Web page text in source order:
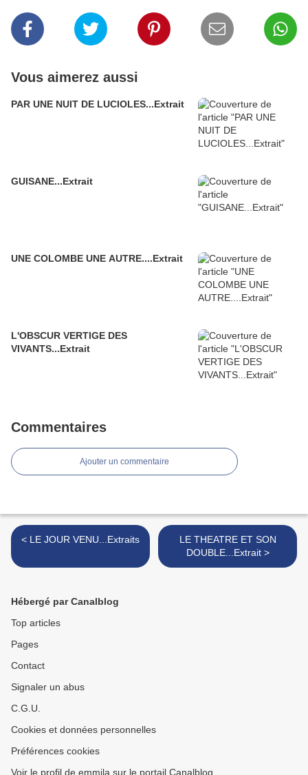
Vous aimerez aussi
PAR UNE NUIT DE LUCIOLES...Extrait
GUISANE...Extrait
UNE COLOMBE UNE AUTRE....Extrait
L'OBSCUR VERTIGE DES
VIVANTS...Extrait
Commentaires
Ajouter un commentaire
< LE JOUR VENU...Extraits
LE THEATRE ET SON
DOUBLE...Extrait >
Hébergé par Canalblog
Top articles
Pages
Contact
Signaler un abus
C.G.U.
Cookies et données personnelles
Préférences cookies
Voir le profil de emmila sur le portail Canalblog